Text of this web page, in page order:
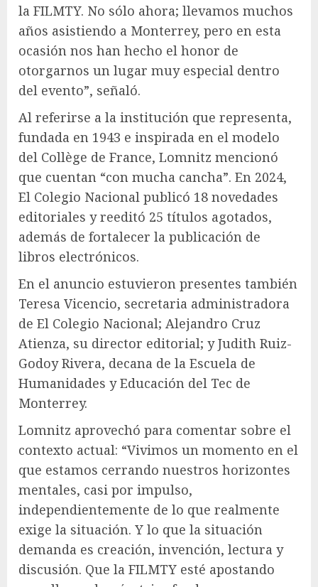
la FILMTY. No sólo ahora; llevamos muchos
años asistiendo a Monterrey, pero en esta
ocasión nos han hecho el honor de
otorgarnos un lugar muy especial dentro
del evento”, señaló.
Al referirse a la institución que representa,
fundada en 1943 e inspirada en el modelo
del Collège de France, Lomnitz mencionó
que cuentan “con mucha cancha”. En 2024,
El Colegio Nacional publicó 18 novedades
editoriales y reeditó 25 títulos agotados,
además de fortalecer la publicación de
libros electrónicos.
En el anuncio estuvieron presentes también
Teresa Vicencio, secretaria administradora
de El Colegio Nacional; Alejandro Cruz
Atienza, su director editorial; y Judith Ruiz-
Godoy Rivera, decana de la Escuela de
Humanidades y Educación del Tec de
Monterrey.
Lomnitz aprovechó para comentar sobre el
contexto actual: “Vivimos un momento en el
que estamos cerrando nuestros horizontes
mentales, casi por impulso,
independientemente de lo que realmente
exige la situación. Y lo que la situación
demanda es creación, invención, lectura y
discusión. Que la FILMTY esté apostando